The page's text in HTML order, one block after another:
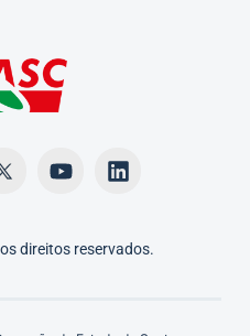
direitos reservados.